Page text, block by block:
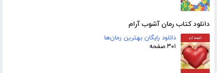
دانلود کتاب رمان آشوب آرام
دانلود رایگان بهترین رمان‌ها
۳۰۱ صفحه